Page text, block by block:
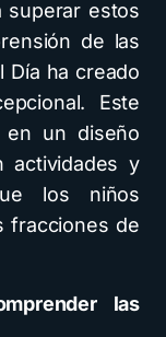
superar estos
de las
Día ha creado
Este
en un diseño
actividades y
los niños
fracciones de
las